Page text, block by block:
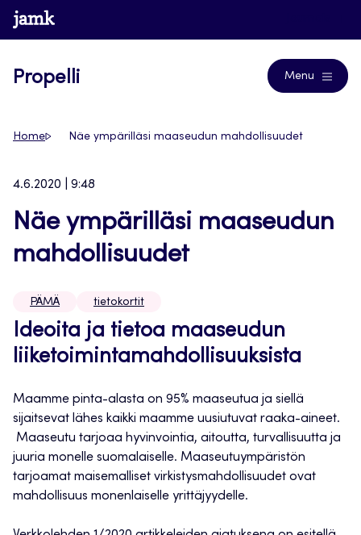
Siirry
suoraan
www.jamk.fi
Propelli Menu
Home Näe ympärilläsi maaseudun mahdollisuudet
4.6.2020 | 9:48
Näe ympärilläsi maaseudun
mahdollisuudet
PÄMÄ tietokortit
Ideoita ja tietoa maaseudun
liiketoimintamahdollisuuksista
Maamme pinta-alasta on 95% maaseutua ja siellä
sijaitsevat lähes kaikki maamme uusiutuvat raaka-aineet.
Maaseutu tarjoaa hyvinvointia, aitoutta, turvallisuutta ja
juuria monelle suomalaiselle. Maaseutuympäristön
tarjoamat maisemalliset virkistysmahdollisuudet ovat
mahdollisuus monenlaiselle yrittäjyydelle.